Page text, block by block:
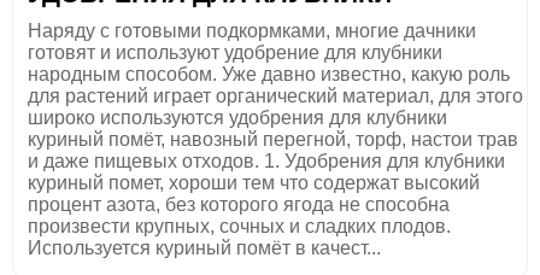
Наряду с готовыми подкормками, многие дачники
готовят и используют удобрение для клубники
народным способом. Уже давно известно, какую роль
для растений играет органический материал, для этого
широко используются удобрения для клубники
куриный помёт, навозный перегной, торф, настои трав
и даже пищевых отходов. 1. Удобрения для клубники
куриный помет, хороши тем что содержат высокий
процент азота, без которого ягода не способна
произвести крупных, сочных и сладких плодов.
Используется куриный помёт в качест...